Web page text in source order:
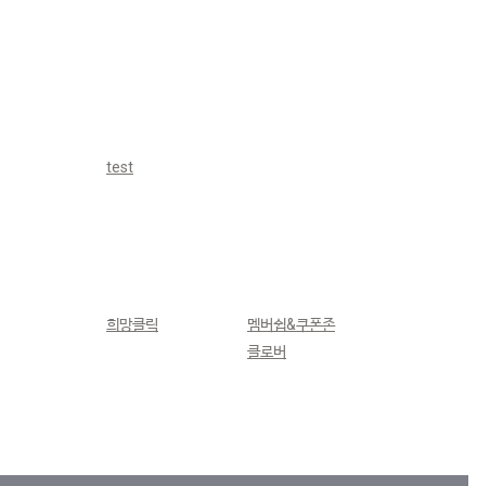
test
희망클릭
멤버쉽&쿠폰존
클로버